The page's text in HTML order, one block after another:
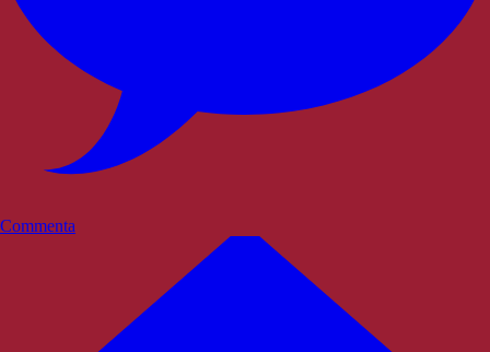
Commenta